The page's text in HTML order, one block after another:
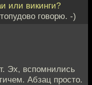
или викинги?
говорю. -)
Эх, вспомнились
Абзац просто.